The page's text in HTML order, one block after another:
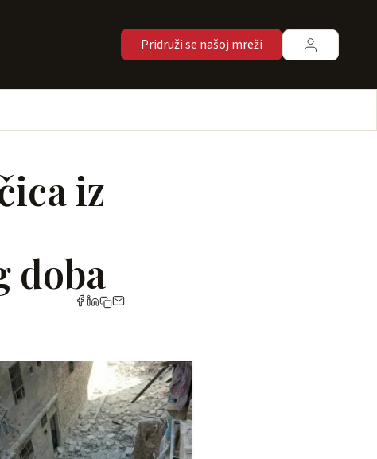
Pridruži se našoj mreži
iz
doba